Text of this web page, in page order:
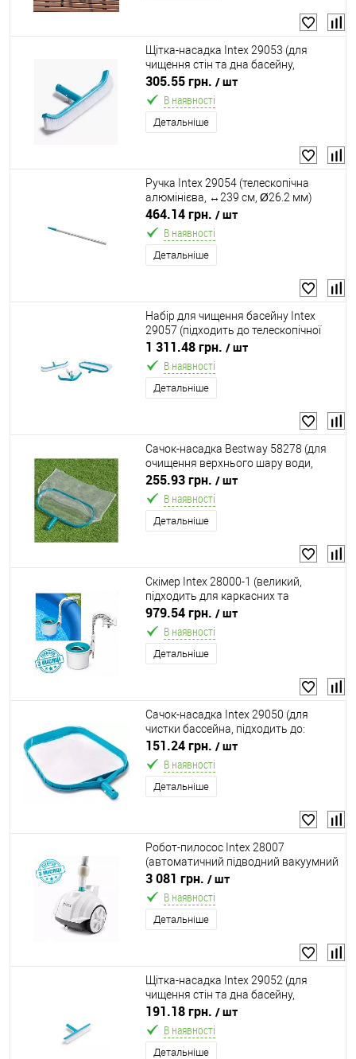
Щітка-насадка Intex 29053 (для
чищення стін та дна басейну,
підходить до: телескопічних ручок
Ø29.8 мм Intex 29055)
305.55 грн. / шт
В наявності
Детальніше
Ручка Intex 29054 (телескопічна
алюмінієва, ↔239 см, Ø26.2 мм)
464.14 грн. / шт
В наявності
Детальніше
Набір для чищення басейну Intex
29057 (підходить до телескопічної
ручки Ø29.8 мм, Intex 29055)
1 311.48 грн. / шт
В наявності
Детальніше
Сачок-насадка Bestway 58278 (для
очищення верхнього шару води,
21*43 см, підходить до:
телескопічних ручок Ø30 мм, Bestway
58702, 58279)
255.93 грн. / шт
В наявності
Детальніше
Скімер Intex 28000-1 (великий,
підходить для каркасних та
надувних басейнів, працює від
фільтру-насосу не меньше 3785 л/
год)
979.54 грн. / шт
В наявності
Детальніше
Сачок-насадка Intex 29050 (для
чистки бассейна, підходить до:
телескопічних ручок Ø26.2 мм Intex
29054)
151.24 грн. / шт
В наявності
Детальніше
Робот-пилосос Intex 28007
(автоматичний підводний вакуумний
для чищення дна басейнів, працює
від фільтра-насоса 3407-5678 л/год.,
підкл. Ø32/Ø38 мм.)
3 081 грн. / шт
В наявності
Детальніше
Щітка-насадка Intex 29052 (для
чищення стін та дна басейну,
підходить до: телескопічних ручок
Ø26.2 мм Intex 29054)
191.18 грн. / шт
В наявності
Детальніше